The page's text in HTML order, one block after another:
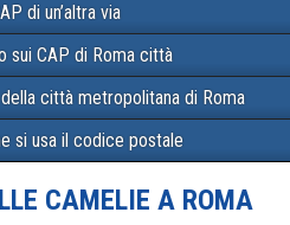
di un’altra via
sui CAP di Roma città
città metropolitana di Roma
si usa il codice postale
CAMELIE A ROMA